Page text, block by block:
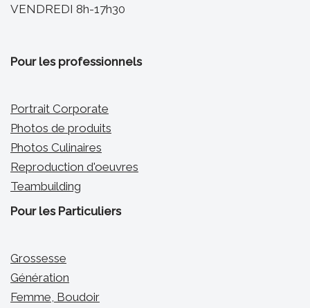
VENDREDI 8h-17h30
Pour les professionnels
Portrait Corporate
Photos de produits
Photos Culinaires
Reproduction d'oeuvres
Teambuilding
Pour les Particuliers
Grossesse
Génération
Femme, Boudoir